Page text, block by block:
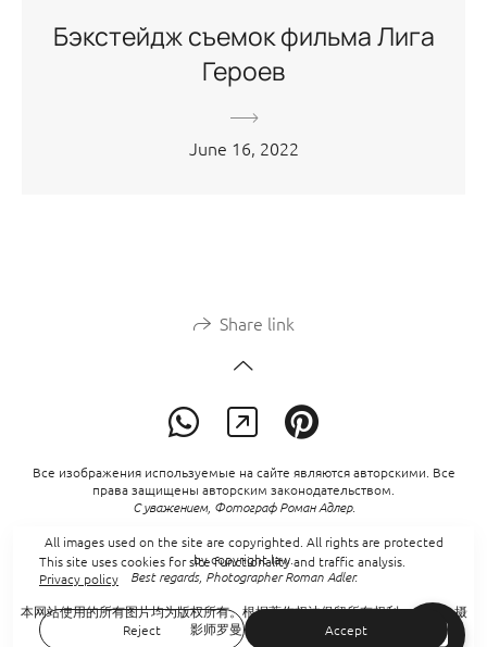
Бэкстейдж съемок фильма Лига
Героев
June 16, 2022
Share link
Все изображения используемые на сайте являются авторскими. Все
права защищены авторским законодательством.
С уважением, Фотограф Роман Адлер.
All images used on the site are copyrighted. All rights are protected
by copyright law.
Best regards, Photographer Roman Adler.
本网站使用的所有图片均为版权所有。根据著作权法保留所有权利。 此致，摄
影师罗曼·阿德勒。
This site uses cookies for site functionality and traffic analysis.
Privacy policy
Reject Accept